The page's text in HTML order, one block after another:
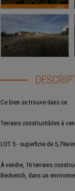
Ce bien se trouve dans ce
Terrains constructibles à
LOT 5 - superficie de
À vendre, 16 terrains
Beckerich, dans un